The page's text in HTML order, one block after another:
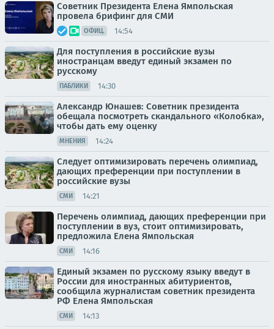
Советник Президента Елена Ямпольская
провела брифинг для СМИ
ОФИЦ. 14:54
Для поступления в российские вузы
иностранцам введут единый экзамен по
русскому
ПАБЛИКИ 14:30
Александр Юнашев: Советник президента
обещала посмотреть скандального «Колобка»,
чтобы дать ему оценку
МНЕНИЯ 14:24
Следует оптимизировать перечень олимпиад,
дающих преференции при поступлении в
российские вузы
СМИ 14:21
Перечень олимпиад, дающих преференции при
поступлении в вуз, стоит оптимизировать,
предложила Елена Ямпольская
СМИ 14:16
Единый экзамен по русскому языку введут в
России для иностранных абитуриентов,
сообщила журналистам советник президента
РФ Елена Ямпольская
СМИ 14:13